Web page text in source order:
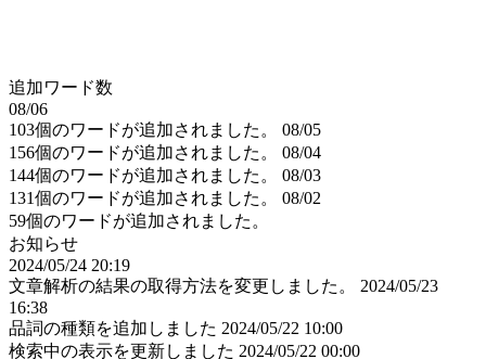
追加ワード数
08/06
103個のワードが追加されました。
08/05
156個のワードが追加されました。
08/04
144個のワードが追加されました。
08/03
131個のワードが追加されました。
08/02
59個のワードが追加されました。
お知らせ
2024/05/24 20:19
文章解析の結果の取得方法を変更しました。
2024/05/23
16:38
品詞の種類を追加しました 2024/05/22 10:00
検索中の表示を更新しました 2024/05/22 00:00